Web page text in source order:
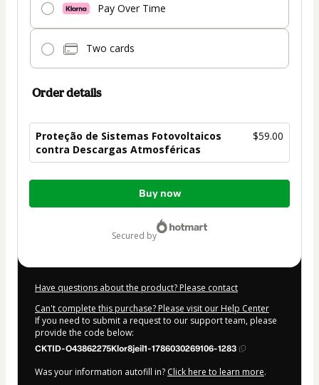
Pay Over Time
Two cards
Order details
Proteção de Sistemas Fotovoltaicos
contra Descargas Atmosféricas
$59.00
Total
Buy now
secured by
Have questions about the product? Please contact
Can't complete this purchase? Please visit our Help Center
If you need to submit a request to our support team, please
provide the code below:
CKTID-O43862275Klor8jeil1-1786030269106-1283
Was your information autofill in? Click here to learn more.